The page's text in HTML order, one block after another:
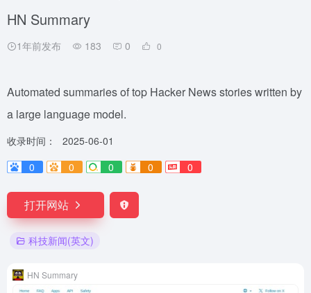
HN Summary
1年前发布 183 0 0
Automated summaries of top Hacker News stories written by
a large language model.
收录时间：
2025-06-01
0
0 0 0 0
打开网站
科技新闻(英文)
HN Summary